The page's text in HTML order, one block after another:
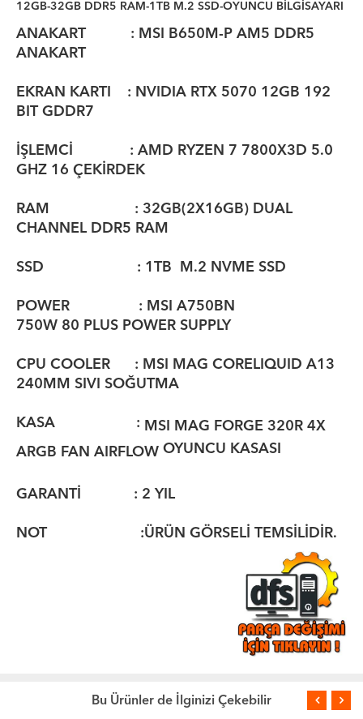
12GB-32GB DDR5 RAM-1TB M.2 SSD-OYUNCU BİLGİSAYARI
ANAKART : MSI B650M-P AM5 DDR5
ANAKART
EKRAN KARTI : NVIDIA RTX 5070 12GB 192
BIT GDDR7
İŞLEMCİ : AMD RYZEN 7 7800X3D 5.0
GHZ 16 ÇEKİRDEK
RAM : 32GB(2X16GB) DUAL
CHANNEL DDR5 RAM
SSD : 1TB M.2 NVME SSD
POWER : MSI A750BN
750W 80 PLUS POWER SUPPLY
CPU COOLER : MSI MAG CORELIQUID A13
240MM SIVI SOĞUTMA
KASA : MSI MAG FORGE 320R 4X
ARGB FAN AIRFLOW OYUNCU KASASI
GARANTİ : 2 YIL
NOT :ÜRÜN GÖRSELİ TEMSİLİDİR.
Bu Ürünler de İlginizi Çekebilir